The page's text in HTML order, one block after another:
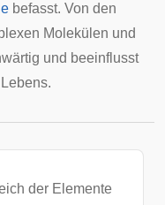
befasst. Von den
Molekülen und
und beeinflusst
der Elemente